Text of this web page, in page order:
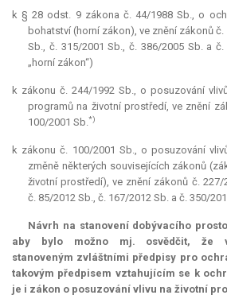
k § 28 odst. 9 zákona č. 44/1988 Sb., o
bohatství (horní zákon), ve znění zákonů č.
Sb., č. 315/2001 Sb., č. 386/2005 Sb. a
„horní zákon“)
k zákonu č. 244/1992 Sb., o posuzování
programů na životní prostředí, ve znění
100/2001 Sb.*)
k zákonu č. 100/2001 Sb., o posuzování
změně některých souvisejících zákonů
životní prostředí), ve znění zákonů č. 227/
č. 85/2012 Sb., č. 167/2012 Sb. a č. 350/
Návrh na stanovení dobývacího
aby bylo možno mj. osvědčit, že
stanoveným zvláštními předpisy pro
takovým předpisem vztahujícím se k
je i zákon o posuzování vlivu na životní